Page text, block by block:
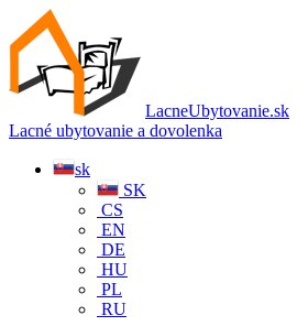
LacneUbytovanie.sk
Lacné ubytovanie a dovolenka
sk
SK
CS
EN
DE
HU
PL
RU